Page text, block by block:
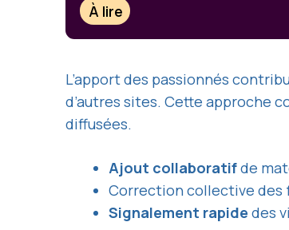
À lire
L’apport des passionnés
d’autres sites. Cette approche
diffusées.
Ajout collaboratifde
Correction collective des
Signalement rapide des